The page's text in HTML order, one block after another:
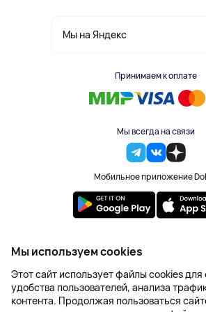
Мы на Яндекс
Принимаем к оплате
Мы всегда на связи
Мобильное приложение
2023-2026 © DoBuy. Все права
Правила обработки
Пользовательское
Оферта
Создание сайта – NetLab
Мы используем cookies
Этот сайт использует файлы cookies для
удобства пользователей, анализа
контента. Продолжая пользоваться